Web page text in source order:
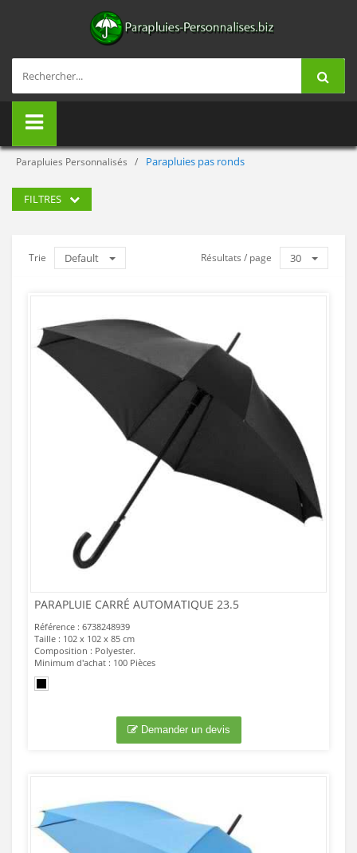
Parapluies Personnalisés Parapluies pas ronds
FILTRES
Trie Default Résultats / page 30
PARAPLUIE CARRÉ AUTOMATIQUE 23.5
Référence : 6738248939
Taille : 102 x 102 x 85 cm
Composition : Polyester.
Minimum d'achat : 100 Pièces
Demander un devis